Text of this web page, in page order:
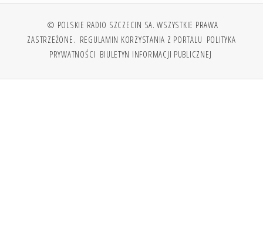
© POLSKIE RADIO SZCZECIN SA. WSZYSTKIE PRAWA
ZASTRZEŻONE. REGULAMIN KORZYSTANIA Z PORTALU POLITYKA
PRYWATNOŚCI BIULETYN INFORMACJI PUBLICZNEJ